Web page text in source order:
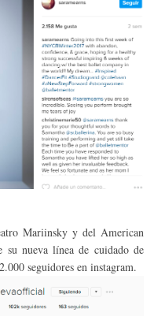
Mariinsky y del American
su nueva línea de cuidado de
seguidores en instagram.